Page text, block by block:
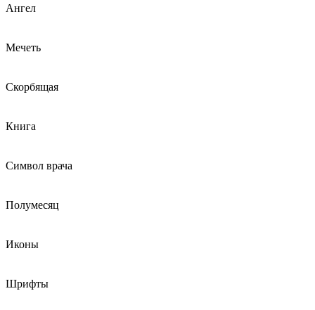
Ангел
Мечеть
Скорбящая
Книга
Символ врача
Полумесяц
Иконы
Шрифты